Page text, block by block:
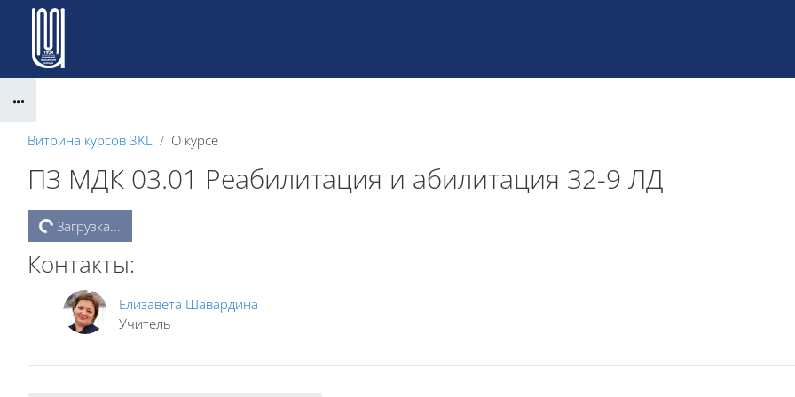
Перейти к основному содержанию
Блоки
Витрина курсов 3KL О курсе
ПЗ МДК 03.01 Реабилитация и абилитация 32-9 ЛД
Блоки
Загрузка...
Контакты:
Елизавета Шавардина
Учитель